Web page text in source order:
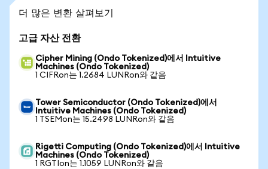
더 많은 변환 살펴보기
고급 자산 전환
Cipher Mining (Ondo Tokenized)에서 Intuitive
Machines (Ondo Tokenized)
1 CIFRon는 1.2684 LUNRon와 같음
Tower Semiconductor (Ondo Tokenized)에서
Intuitive Machines (Ondo Tokenized)
1 TSEMon는 15.2498 LUNRon와 같음
Rigetti Computing (Ondo Tokenized)에서 Intuitive
Machines (Ondo Tokenized)
1 RGTIon는 1.1059 LUNRon와 같음